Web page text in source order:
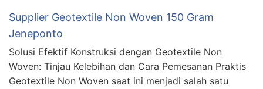
Supplier Geotextile Non Woven 150 Gram
Jeneponto
Solusi Efektif Konstruksi dengan Geotextile Non
Woven: Tinjau Kelebihan dan Cara Pemesanan Praktis
Geotextile Non Woven saat ini menjadi salah satu